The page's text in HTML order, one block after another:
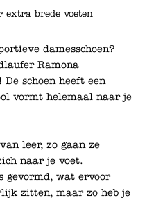
extra brede voeten
damesschoen?
Ramona
schoen heeft een
vormt helemaal naar je
leer, zo gaan ze
naar je voet.
gevormd, wat ervoor
zitten, maar zo heb je